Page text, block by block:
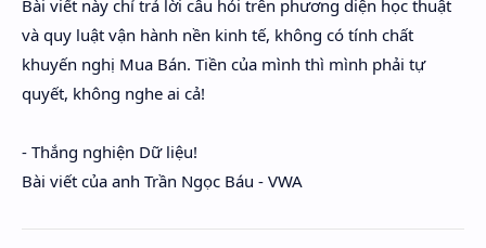
Bài viết này chỉ trả lời câu hỏi trên phương diện học thuật
và quy luật vận hành nền kinh tế, không có tính chất
khuyến nghị Mua Bán. Tiền của mình thì mình phải tự
quyết, không nghe ai cả!
- Thắng nghiện Dữ liệu!
Bài viết của anh Trần Ngọc Báu - VWA